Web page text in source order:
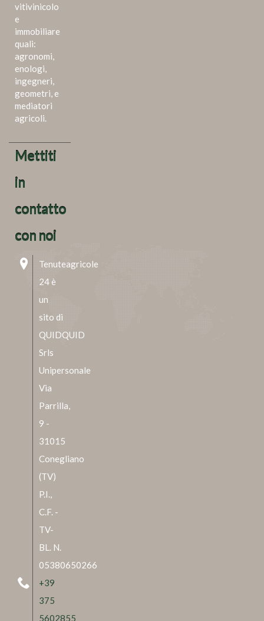
vitivinicolo
e
immobiliare
quali:
agronomi,
enologi,
ingegneri,
geometri, e
mediatori
agricoli.
Mettiti
in
contatto
con noi
Tenuteagricole
24 è
un
sito di
QUIDQUID
Srls
Unipersonale
Via
Parrilla,
9 -
31015
Conegliano
(TV)
P.I.,
C.F. -
TV-
BL. N.
05380650266
+39
375
5602855